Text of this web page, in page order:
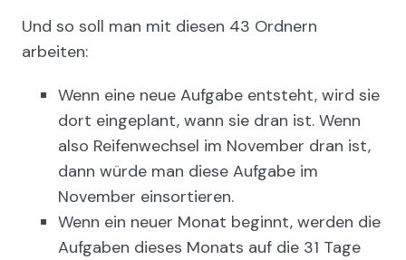
Und so soll man mit diesen 43 Ordnern
arbeiten:
Wenn eine neue Aufgabe entsteht, wird sie
dort eingeplant, wann sie dran ist. Wenn
also Reifenwechsel im November dran ist,
dann würde man diese Aufgabe im
November einsortieren.
Wenn ein neuer Monat beginnt, werden die
Aufgaben dieses Monats auf die 31 Tage